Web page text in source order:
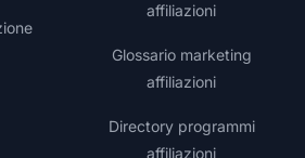
affiliazioni
Glossario marketing
affiliazioni
Directory programmi
affiliazioni